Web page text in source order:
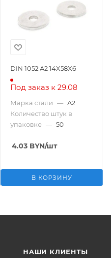
DIN 1052 A2 14X58X6
Под заказ к 29.08
Марка стали — A2
Количество штук в
упаковке — 50
4.03 BYN/шт
В КОРЗИНУ
НАШИ КЛИЕНТЫ